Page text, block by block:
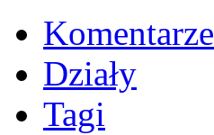
Komentarze
Działy
Tagi